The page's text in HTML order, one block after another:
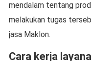
mendalam tentang
melakukan tugas
jasa Maklon.
Cara kerja